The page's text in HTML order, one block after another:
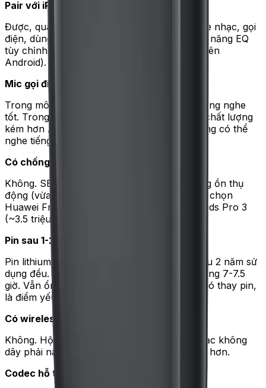
Pair với iPhone có dùng được không?
Được, qua Bluetooth thông thường. Vẫn nghe nhạc, gọi
điện, dùng touch control. Tuy nhiên mất tính năng EQ
tùy chỉnh trong app Huawei AI Life (chỉ có trên
Android).
Mic gọi điện có rõ không?
Trong môi trường yên tĩnh: rõ ràng, đối phương nghe
tốt. Trong môi trường ồn (chợ, đường phố): chất lượng
kém hơn AirPods khoảng 20-30%, đối phương có thể
nghe tiếng nền nhẹ.
Có chống ồn chủ động (ANC) không?
Không. SE 4 là dòng entry-level chỉ có chống ồn thụ
động (vừa phải vì design mở). Cần ANC thật, chọn
Huawei FreeBuds 6i (~1.5 triệu) hoặc FreeBuds Pro 3
(~3.5 triệu).
Pin sau 1-2 năm có giảm nhiều không?
Pin lithium-ion thông thường giảm 15-20% sau 2 năm sử
dụng đều. Tức là pin 9 giờ ban đầu còn khoảng 7-7.5
giờ. Vẫn ổn cho nhu cầu cơ bản. Hộp sạc khó thay pin,
là điểm yếu chung của TWS.
Có wireless charging không?
Không. Hộp sạc chỉ qua cổng USB-C. Cần sạc không
dây phải nâng cấp lên FreeBuds 6i hoặc cao hơn.
Codec hỗ trợ là gì?